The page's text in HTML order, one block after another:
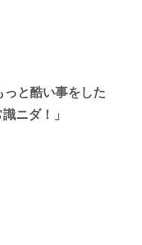
っと酷い事をした
ニダ！」